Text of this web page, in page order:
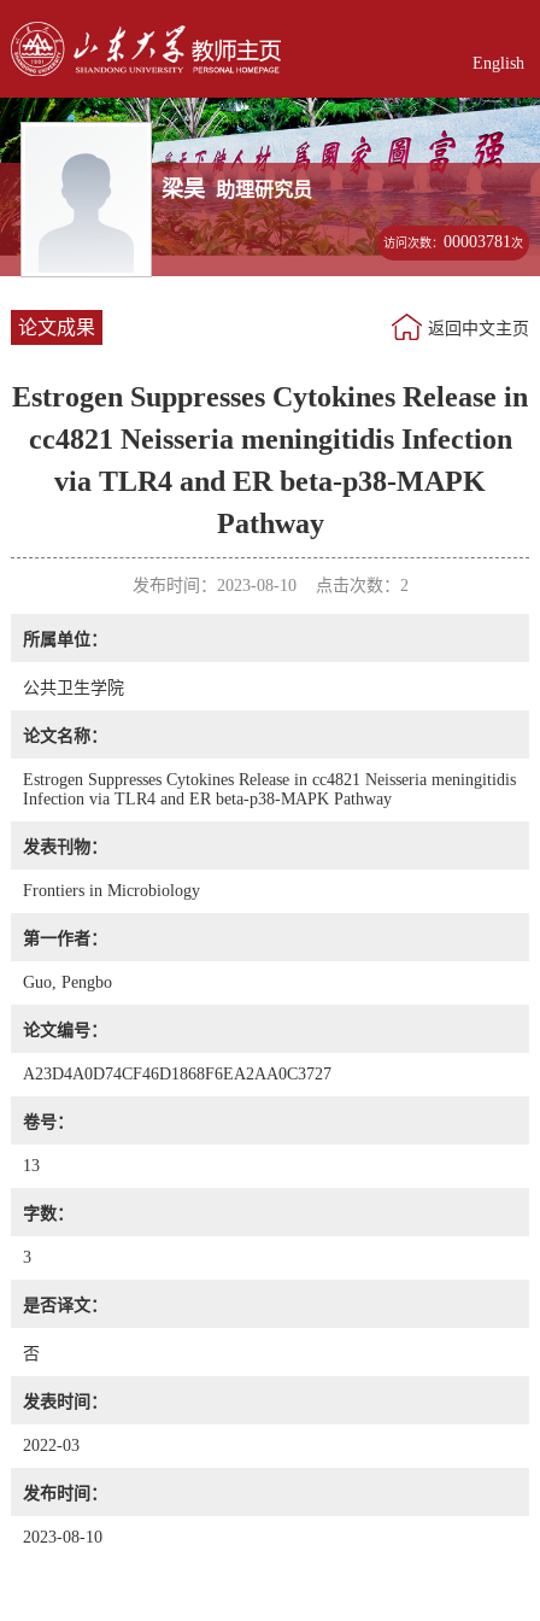
English
梁昊 助理研究员
访问次数：00003781次
论文成果 返回中文主页
Estrogen Suppresses Cytokines Release in
cc4821 Neisseria meningitidis Infection
via TLR4 and ER beta-p38-MAPK
Pathway
发布时间：2023-08-10 点击次数： 2
所属单位：
公共卫生学院
论文名称：
Estrogen Suppresses Cytokines Release in cc4821 Neisseria meningitidis
Infection via TLR4 and ER beta-p38-MAPK Pathway
发表刊物：
Frontiers in Microbiology
第一作者：
Guo, Pengbo
论文编号：
A23D4A0D74CF46D1868F6EA2AA0C3727
卷号：
13
字数：
3
是否译文：
否
发表时间：
2022-03
发布时间：
2023-08-10